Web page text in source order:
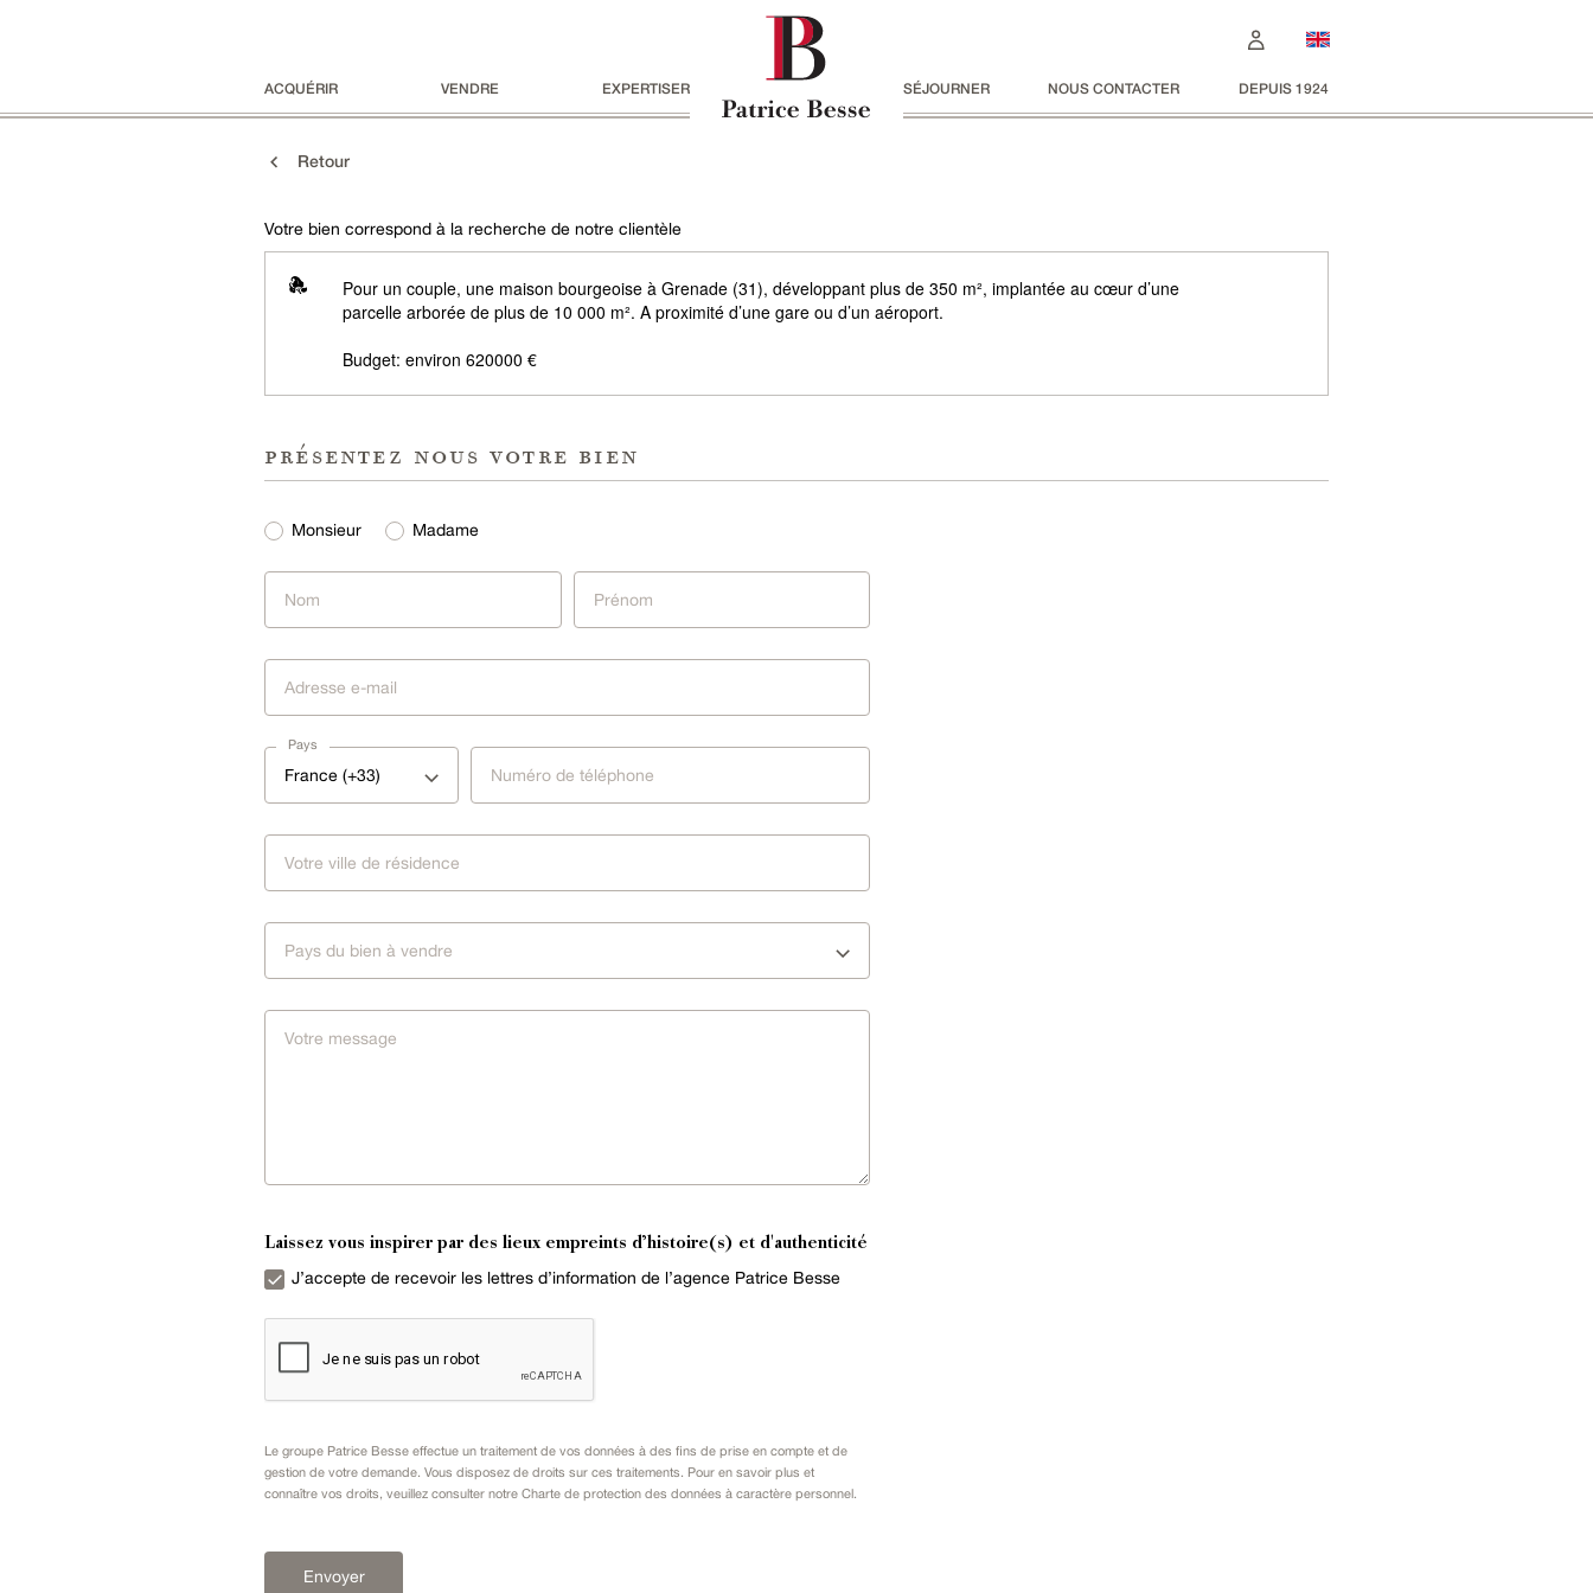
ACQUÉRIR VENDRE EXPERTISER SÉJOURNER NOUS CONTACTER DEPUIS 1924
Retour
Votre bien correspond à la recherche de notre clientèle
Pour un couple, une maison bourgeoise à Grenade (31), développant plus de 350 m², implantée au cœur d’une
parcelle arborée de plus de 10 000 m². A proximité d’une gare ou d’un aéroport.
Budget: environ 620000 €
présentez nous votre bien
Monsieur Madame
Pays
France (+33)
Pays du bien à vendre
Laissez vous inspirer par des lieux empreints d’histoire(s) et d'authenticité
J’accepte de recevoir les lettres d’information de l’agence Patrice Besse
Le groupe Patrice Besse effectue un traitement de vos données à des fins de prise en compte et de
gestion de votre demande. Vous disposez de droits sur ces traitements. Pour en savoir plus et
connaître vos droits, veuillez consulter notre Charte de protection des données à caractère personnel .
Envoyer